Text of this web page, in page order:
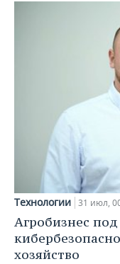
Технологии 31 июл,
Агробизнес
хозяйство